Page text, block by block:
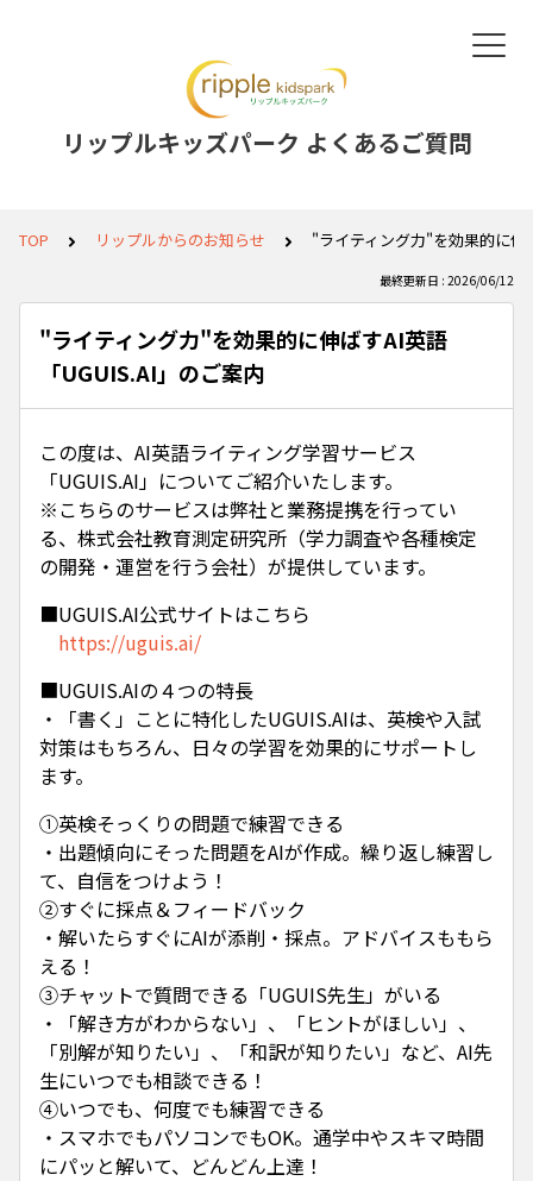
リップルキッズパーク よくあるご質問
TOP リップルからのお知らせ "ライティング力"を効果的に伸
最終更新日 : 2026/06/12
"ライティング力"を効果的に伸ばすAI英語
「UGUIS.AI」のご案内
この度は、AI英語ライティング学習サービス
「UGUIS.AI」についてご紹介いたします。
※こちらのサービスは弊社と業務提携を行ってい
る、株式会社教育測定研究所（学力調査や各種検定
の開発・運営を行う会社）が提供しています。
■UGUIS.AI公式サイトはこちら
https://uguis.ai/
■UGUIS.AIの４つの特長
・「書く」ことに特化したUGUIS.AIは、英検や入試
対策はもちろん、日々の学習を効果的にサポートし
ます。
①英検そっくりの問題で練習できる
・出題傾向にそった問題をAIが作成。繰り返し練習し
て、自信をつけよう！
②すぐに採点＆フィードバック
・解いたらすぐにAIが添削・採点。アドバイスももら
える！
③チャットで質問できる「UGUIS先生」がいる
・「解き方がわからない」、「ヒントがほしい」、
「別解が知りたい」、「和訳が知りたい」など、AI先
生にいつでも相談できる！
④いつでも、何度でも練習できる
・スマホでもパソコンでもOK。通学中やスキマ時間
にパッと解いて、どんどん上達！